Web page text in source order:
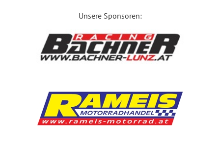
Unsere Sponsoren: